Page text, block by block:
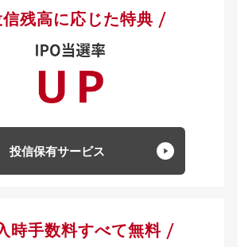
残高に応じた特典
投信保有サービス
時手数料すべて無料